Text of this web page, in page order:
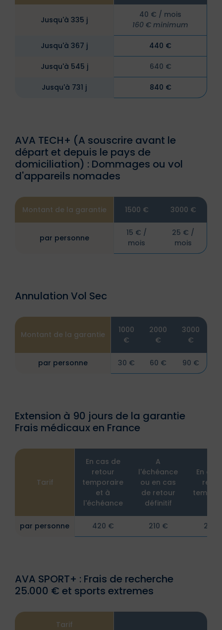
Jusqu'à 335 j
40 € / mois
160 € minimum
Jusqu'à 367 j 440 €
Jusqu'à 545 j 640 €
Jusqu'à 731 j 840 €
AVA TECH+ (A souscrire avant le
départ et depuis le pays de
domiciliation) : Dommages ou vol
d'appareils nomades
Montant de la garantie 1500 € 3000 €
par personne
15 € /
mois
25 € /
mois
Annulation Vol Sec
Montant de la garantie
1000
€
2000
€
3000
€
par personne 30 € 60 € 90 €
Extension à 90 jours de la garantie
Frais médicaux en France
Tarif
En cas de
retour
temporaire
et à
l'échéance
A
l'échéance
ou en cas
de retour
définitif
En cas
par personne 420 € 210 € 210
AVA SPORT+ : Frais de recherche
25.000 € et sports extremes
Tarif